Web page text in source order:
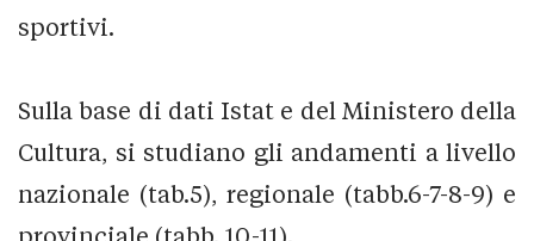
sportivi.
Sulla base di dati Istat e del Ministero della
Cultura, si studiano gli andamenti a livello
nazionale (tab.5), regionale (tabb.6-7-8-9) e
provinciale (tabb. 10-11).